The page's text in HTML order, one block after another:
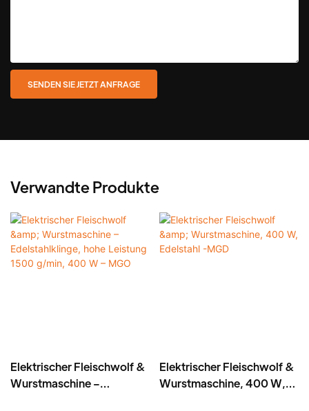
SENDEN SIE JETZT ANFRAGE
Verwandte Produkte
Elektrischer Fleischwolf &
Wurstmaschine –
Elektrischer Fleischwolf &
Wurstmaschine, 400 W,